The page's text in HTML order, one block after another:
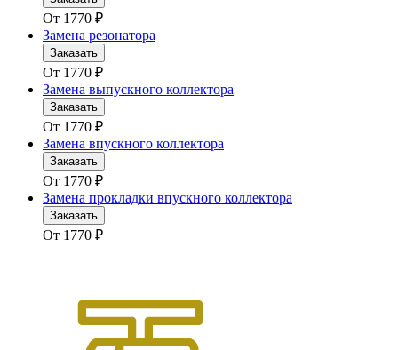
От 1770 ₽
Замена резонатора
Заказать
От 1770 ₽
Замена выпускного коллектора
Заказать
От 1770 ₽
Замена впускного коллектора
Заказать
От 1770 ₽
Замена прокладки впускного коллектора
Заказать
От 1770 ₽